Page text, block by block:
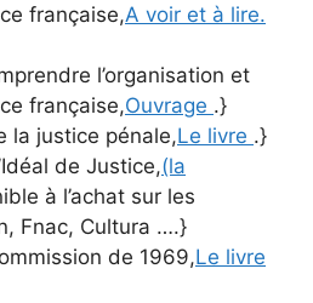
française,A voir et à lire.
l’organisation et
française,Ouvrage .}
la justice pénale,Le livre .}
de Justice,(la
à l’achat sur les
Fnac, Cultura ….}
de 1969,Le livre